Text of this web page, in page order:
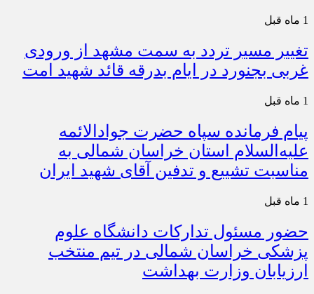
1 ماه قبل
تغییر مسیر تردد به سمت مشهد از ورودی
غربی بجنورد در ایام بدرقه قائد شهید امت
1 ماه قبل
پیام فرمانده سپاه حضرت جوادالائمه
علیه‌السلام استان خراسان شمالی به
مناسبت تشییع و تدفین آقای شهید ایران
1 ماه قبل
حضور مسئول تدارکات دانشگاه علوم
پزشکی خراسان شمالی در تیم منتخب
ارزیابان وزارت بهداشت